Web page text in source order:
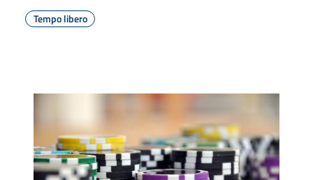
Tempo libero